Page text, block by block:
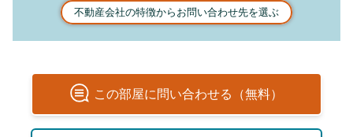
不動産会社の特徴からお問い合わせ先を選ぶ
この部屋に問い合わせる（無料）